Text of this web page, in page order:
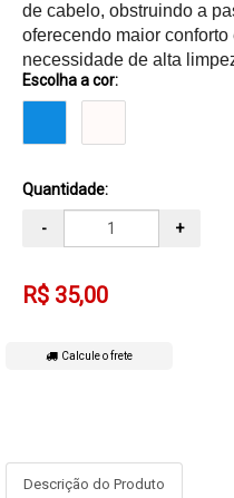
de cabelo, obstruindo a
oferecendo maior
necessidade de alta
Escolha a cor:
Quantidade:
- +
R$ 35,00
Calcule o frete
Descrição do Produto